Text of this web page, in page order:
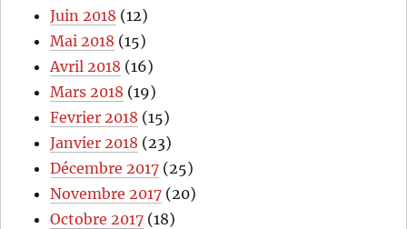
Juin 2018 (12)
Mai 2018 (15)
Avril 2018 (16)
Mars 2018 (19)
Fevrier 2018 (15)
Janvier 2018 (23)
Décembre 2017 (25)
Novembre 2017 (20)
Octobre 2017 (18)